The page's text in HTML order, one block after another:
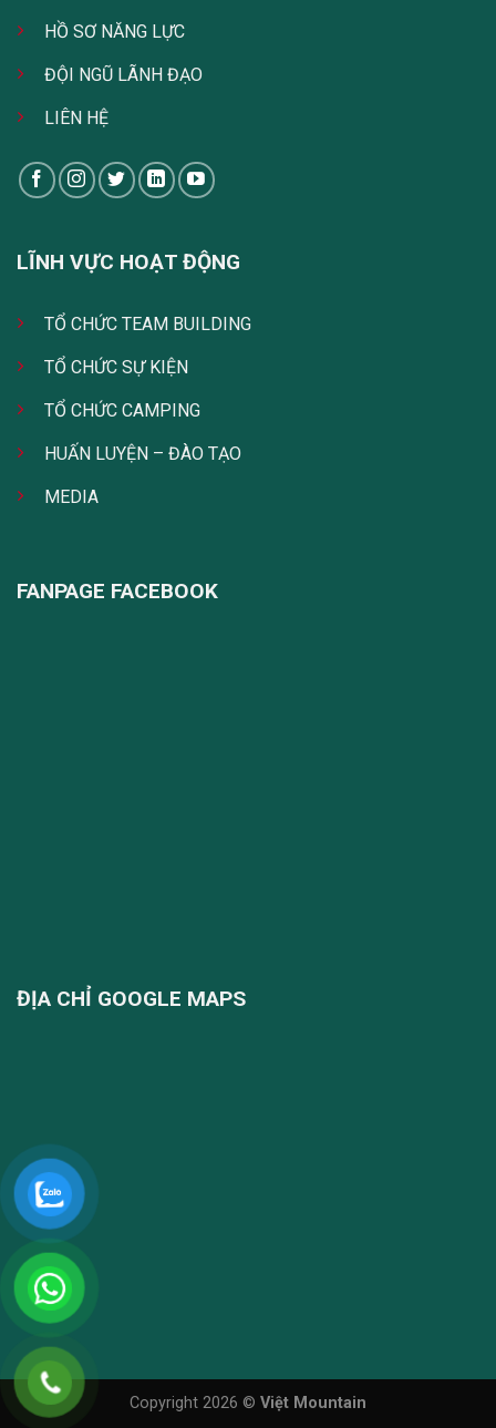
HỒ SƠ NĂNG LỰC
ĐỘI NGŨ LÃNH ĐẠO
LIÊN HỆ
LĨNH VỰC HOẠT ĐỘNG
TỔ CHỨC TEAM BUILDING
TỔ CHỨC SỰ KIỆN
TỔ CHỨC CAMPING
HUẤN LUYỆN – ĐÀO TẠO
MEDIA
FANPAGE FACEBOOK
ĐỊA CHỈ GOOGLE MAPS
Copyright 2026 © Việt Mountain